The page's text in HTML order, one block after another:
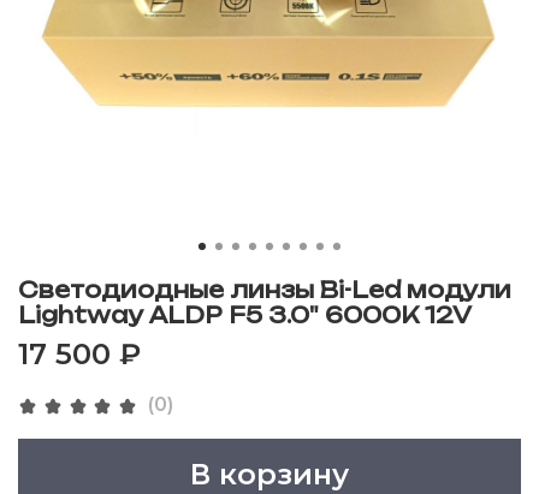
(0)
Светодиодные линзы Bi-Led модули
Lightway ALDP F5 3.0" 6000K 12V
17 500 ₽
В корзину